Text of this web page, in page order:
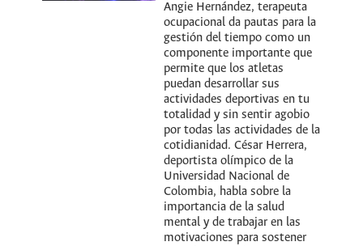
Angie Hernández, terapeuta
ocupacional da pautas para la
gestión del tiempo como un
componente importante que
permite que los atletas
puedan desarrollar sus
actividades deportivas en tu
totalidad y sin sentir agobio
por todas las actividades de la
cotidianidad. César Herrera,
deportista olímpico de la
Universidad Nacional de
Colombia, habla sobre la
importancia de la salud
mental y de trabajar en las
motivaciones para sostener